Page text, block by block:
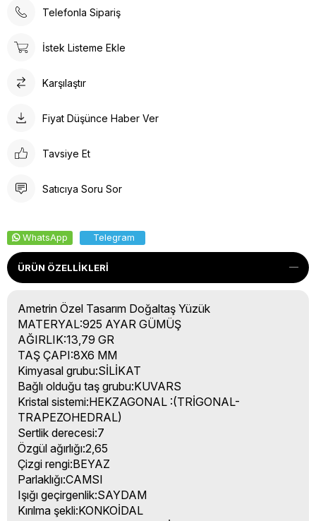
Telefonla Sipariş
İstek Listeme Ekle
Karşılaştır
Fiyat Düşünce Haber Ver
Tavsiye Et
Satıcıya Soru Sor
WhatsApp Telegram
ÜRÜN ÖZELLIKLERI
Ametrin Özel Tasarım Doğaltaş Yüzük
MATERYAL:925 AYAR GÜMÜŞ
AĞIRLIK:13,79 GR
TAŞ ÇAPI:8X6 MM
Kimyasal grubu:SİLİKAT
Bağlı olduğu taş grubu:KUVARS
Kristal sistemi:HEKZAGONAL :(TRİGONAL-
TRAPEZOHEDRAL)
Sertlik derecesi:7
Özgül ağırlığı:2,65
Çizgi rengi:BEYAZ
Parlaklığı:CAMSI
Işığı geçirgenlik:SAYDAM
Kırılma şekli:KONKOİDAL